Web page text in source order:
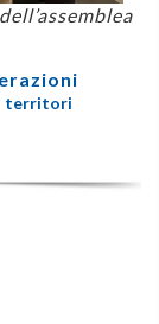
territori